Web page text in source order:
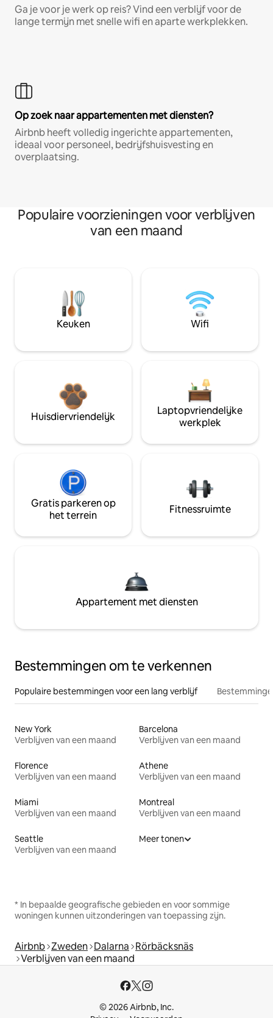
Ga je voor je werk op reis? Vind een verblijf voor de
lange termijn met snelle wifi en aparte werkplekken.
Op zoek naar appartementen met diensten?
Airbnb heeft volledig ingerichte appartementen,
ideaal voor personeel, bedrijfshuisvesting en
overplaatsing.
Populaire voorzieningen voor verblijven
van een maand
Keuken Wifi
Huisdiervriendelijk
Laptopvriendelijke
werkplek
Gratis parkeren op
het terrein
Fitnessruimte
Appartement met diensten
Bestemmingen om te verkennen
Populaire bestemmingen voor een lang verblijf
New York
Verblijven van een maand
Barcelona
Verblijven van een maand
Florence
Verblijven van een maand
Athene
Verblijven van een maand
Miami
Verblijven van een maand
Montreal
Verblijven van een maand
Seattle
Verblijven van een maand
Meer tonen
* In bepaalde geografische gebieden en voor sommige
woningen kunnen uitzonderingen van toepassing zijn.
Airbnb Zweden Dalarna Rörbäcksnäs
Verblijven van een maand
© 2026 Airbnb, Inc.